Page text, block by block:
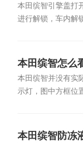
擎盖怎么打开
本田缤智引擎盖打
进行解锁，车内解
本田缤智怎么
表符号是怎样
本田缤智并没有实
示灯，图中方框位
本田缤智防冻